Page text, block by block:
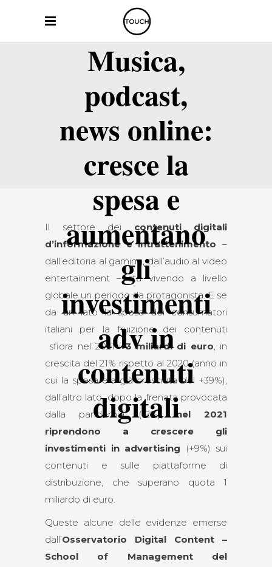
Musica,
podcast,
news online:
cresce la
spesa e
aumentano
gli
investimenti
adv in
contenuti
digitali
Il settore dei contenuti digitali
d’informazione e intrattenimento –
dall’editoria al gaming, dall’audio al video
entertainment – sta vivendo a livello
globale un periodo da protagonista. E se
da un lato la spesa dei consumatori
italiani per la fruizione dei contenuti
sfiora nel 2021 i3 miliardi di euro, in
crescita del 21% rispetto al 2020 (anno in
cui la spesa era già cresciuta del +39%),
dall’altro lato, dopo la frenata provocata
dalla pandemia (-2%), nel 2021
riprendono a crescere gli
investimenti in advertising (+9%) sui
contenuti e sulle piattaforme di
distribuzione, che superano quota 1
miliardo di euro.
Queste alcune delle evidenze emerse
dall’Osservatorio Digital Content –
School of Management del